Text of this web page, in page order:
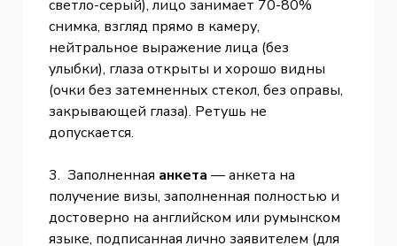
светло-серый), лицо занимает 70-80%
снимка, взгляд прямо в камеру,
нейтральное выражение лица (без
улыбки), глаза открыты и хорошо видны
(очки без затемненных стекол, без оправы,
закрывающей глаза). Ретушь не
допускается.
3. Заполненная анкета — анкета на
получение визы, заполненная полностью и
достоверно на английском или румынском
языке, подписанная лично заявителем (для